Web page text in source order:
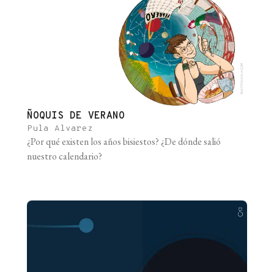
ÑOQUIS DE VERANO
Pula Alvarez
¿Por qué existen los años bisiestos? ¿De dónde salió
nuestro calendario?